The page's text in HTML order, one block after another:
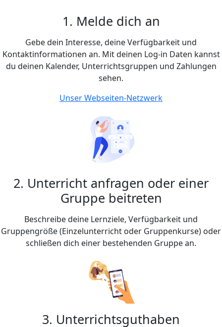
1. Melde dich an
Gebe dein Interesse, deine Verfügbarkeit und
Kontaktinformationen an. Mit deinen Log-in Daten kannst
du deinen Kalender, Unterrichtsgruppen und Zahlungen
sehen.
Unser Webseiten-Netzwerk
2. Unterricht anfragen oder einer
Gruppe beitreten
Beschreibe deine Lernziele, Verfügbarkeit und
Gruppengröße (Einzelunterricht oder Gruppenkurse) oder
schließen dich einer bestehenden Gruppe an.
3. Unterrichtsguthaben